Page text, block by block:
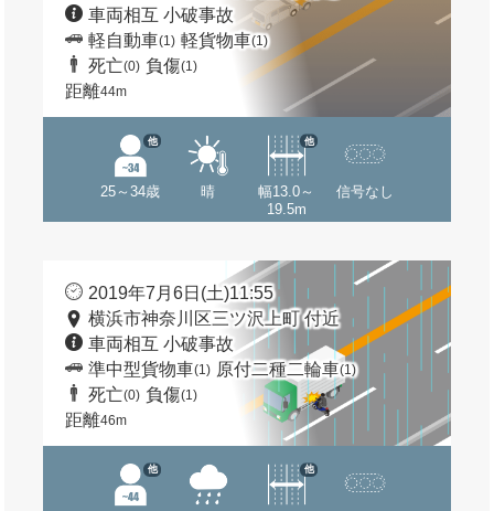
車両相互 小破事故
軽自動車(1) 軽貨物車(1)
死亡(0) 負傷(1)
距離44m
25～34歳
他
晴
幅13.0～
19.5m
他
信号なし
2019年7月6日(土)11:55
横浜市神奈川区三ツ沢上町 付近
車両相互 小破事故
準中型貨物車(1) 原付二種二輪車(1)
死亡(0) 負傷(1)
距離46m
他 他